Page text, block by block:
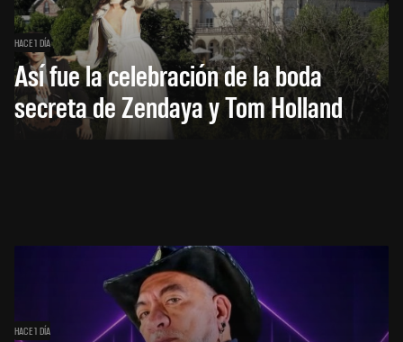
HACE 1 DÍA
Así fue la celebración de la boda
secreta de Zendaya y Tom Holland
HACE 1 DÍA